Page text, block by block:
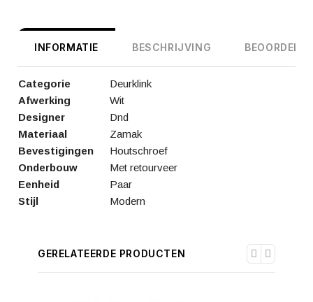
INFORMATIE BESCHRIJVING
Categorie
Deurklink
Afwerking
Wit
Designer
Dnd
Materiaal
Zamak
Bevestigingen
Houtschroef
Onderbouw
Met retourveer
Eenheid
Paar
Stijl
Modern
GERELATEERDE PRODUCTEN